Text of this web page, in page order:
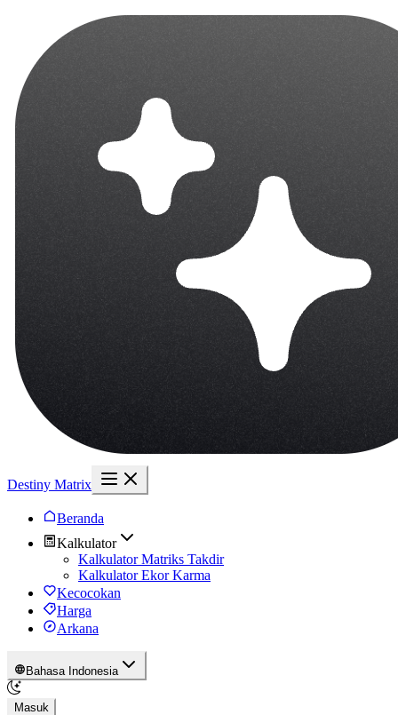
Destiny Matrix
Beranda
Kalkulator
Kalkulator Matriks Takdir
Kalkulator Ekor Karma
Kecocokan
Harga
Arkana
Bahasa Indonesia
Masuk